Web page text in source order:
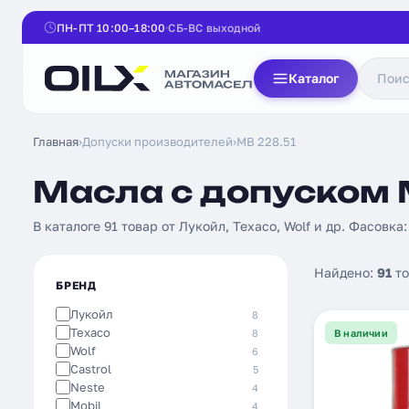
ПН-ПТ 10:00–18:00 СБ-ВС выходной
Каталог
Главная›Допуски производителей›MB 228.51
Масла с допуском
В каталоге 91 товар от Лукойл, Texaco, Wolf и др.
БРЕНД
Лукойл 8
Texaco 8
Wolf 6
Castrol 5
Neste 4
Mobil 4
Найдено: 91
В наличии